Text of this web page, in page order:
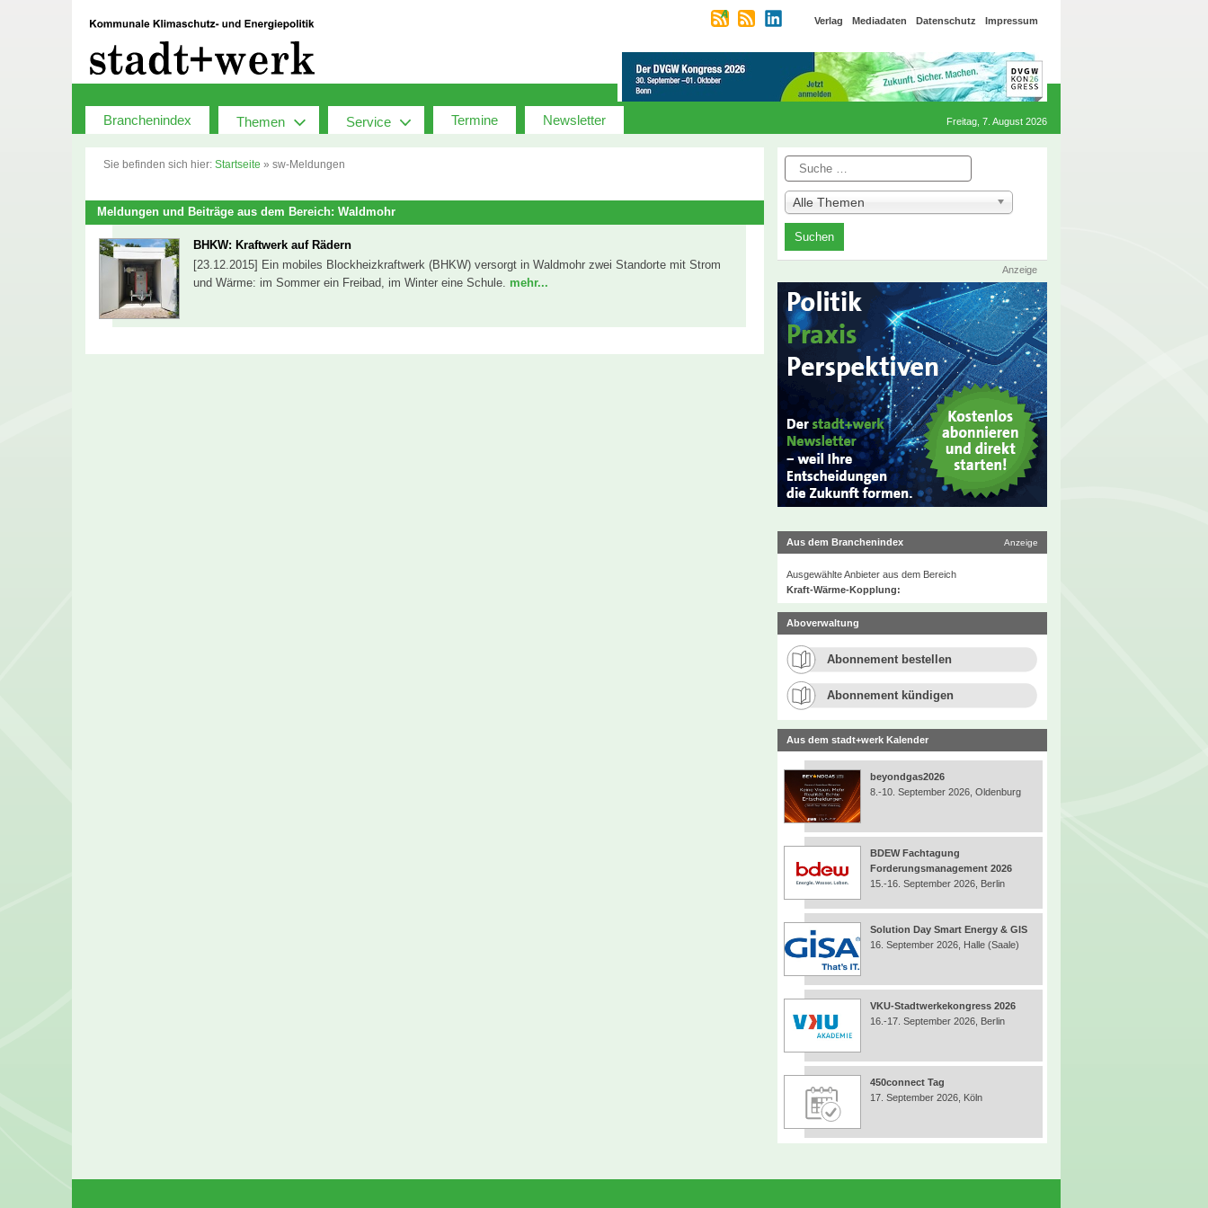
Verlag Mediadaten Datenschutz Impressum
Branchenindex Themen Service Termine Newsletter Freitag, 7. August 2026
Sie befinden sich hier: Startseite » sw-Meldungen
Meldungen und Beiträge aus dem Bereich: Waldmohr
BHKW: Kraftwerk auf Rädern
[23.12.2015] Ein mobiles Blockheizkraftwerk (BHKW) versorgt in Waldmohr zwei Standorte mit Strom
und Wärme: im Sommer ein Freibad, im Winter eine Schule. mehr...
Suche
Alle Themen
Anzeige
Aus dem Branchenindex Anzeige
Ausgewählte Anbieter aus dem Bereich
Kraft-Wärme-Kopplung:
Aboverwaltung
Abonnement bestellen
Abonnement kündigen
Aus dem stadt+werk Kalender
beyondgas2026
8.-10. September 2026, Oldenburg
BDEW Fachtagung
Forderungsmanagement 2026
15.-16. September 2026, Berlin
Solution Day Smart Energy & GIS
16. September 2026, Halle (Saale)
VKU-Stadtwerkekongress 2026
16.-17. September 2026, Berlin
450connect Tag
17. September 2026, Köln